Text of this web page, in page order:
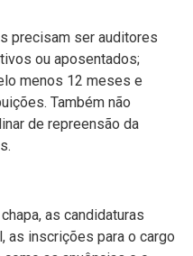
precisam ser auditores
ou aposentados;
menos 12 meses e
Também não
de repreensão da
as candidaturas
as inscrições para o cargo